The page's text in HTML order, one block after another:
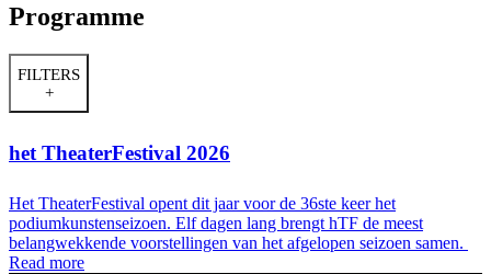
Programme
FILTERS
+
het TheaterFestival 2026
Het TheaterFestival opent dit jaar voor de 36ste keer het
podiumkunstenseizoen. Elf dagen lang brengt hTF de meest
belangwekkende voorstellingen van het afgelopen seizoen samen.
Read more